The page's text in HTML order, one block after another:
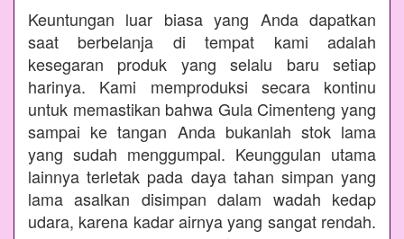
Keuntungan luar biasa yang Anda dapatkan
saat berbelanja di tempat kami adalah
kesegaran produk yang selalu baru setiap
harinya. Kami memproduksi secara kontinu
untuk memastikan bahwa Gula Cimenteng yang
sampai ke tangan Anda bukanlah stok lama
yang sudah menggumpal. Keunggulan utama
lainnya terletak pada daya tahan simpan yang
lama asalkan disimpan dalam wadah kedap
udara, karena kadar airnya yang sangat rendah.